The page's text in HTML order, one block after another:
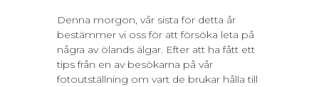
Denna morgon, vår sista för detta år
bestämmer vi oss för att försöka leta på
några av ölands älgar. Efter att ha fått ett
tips från en av besökarna på vår
fotoutställning om vart de brukar hålla till